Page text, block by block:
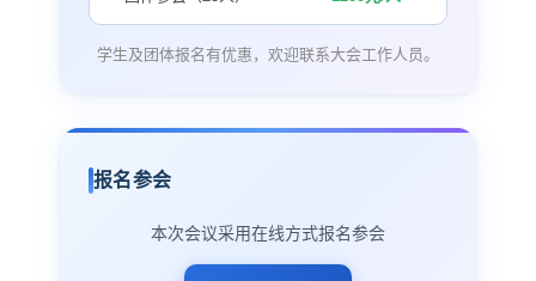
学生及团体报名有优惠，欢迎联系大会工作人员。
报名参会
本次会议采用在线方式报名参会